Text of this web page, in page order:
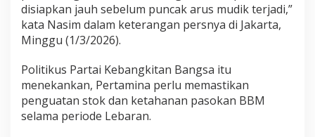
disiapkan jauh sebelum puncak arus mudik terjadi,”
kata Nasim dalam keterangan persnya di Jakarta,
Minggu (1/3/2026).
Politikus Partai Kebangkitan Bangsa itu
menekankan, Pertamina perlu memastikan
penguatan stok dan ketahanan pasokan BBM
selama periode Lebaran.